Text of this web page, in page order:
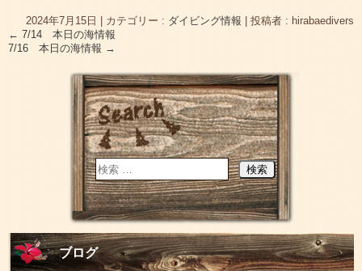
2024年7月15日 カテゴリー : ダイビング情報
投稿者 : hirabaedivers
← 7/14 本日の海情報
7/16 本日の海情報 →
ブログ